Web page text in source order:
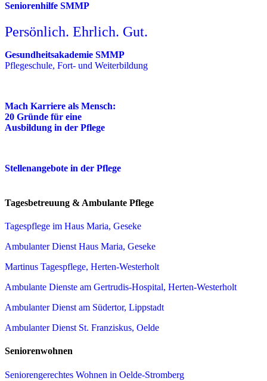
Seniorenhilfe SMMP
Persönlich. Ehrlich. Gut.
Gesundheitsakademie SMMP
Pflegeschule, Fort- und Weiterbildung
Mach Karriere als Mensch:
20 Gründe für eine
Ausbildung in der Pflege
Stellenangebote in der Pflege
Tagesbetreuung & Ambulante Pflege
Tagespflege im Haus Maria, Geseke
Ambulanter Dienst Haus Maria, Geseke
Martinus Tagespflege, Herten-Westerholt
Ambulante Dienste am Gertrudis-Hospital, Herten-Westerholt
Ambulanter Dienst am Südertor, Lippstadt
Ambulanter Dienst St. Franziskus, Oelde
Seniorenwohnen
Seniorengerechtes Wohnen in Oelde-Stromberg